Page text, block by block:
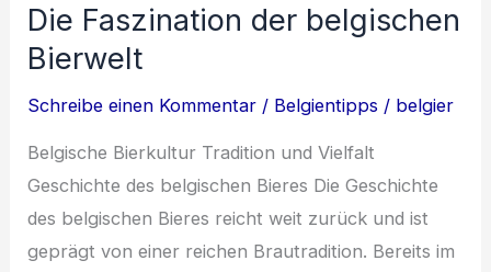
Die Faszination der belgischen
Bierwelt
Schreibe einen Kommentar / Belgientipps / belgier
Belgische Bierkultur Tradition und Vielfalt
Geschichte des belgischen Bieres Die Geschichte
des belgischen Bieres reicht weit zurück und ist
geprägt von einer reichen Brautradition. Bereits im